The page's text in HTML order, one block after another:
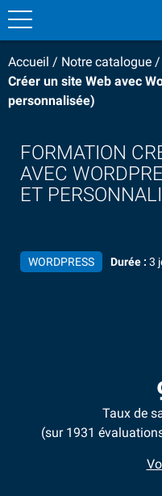
Accueil / Notre catalogue /
Créer un site Web avec
personnalisée)
FORMATION
AVEC
ET
WORDPRESS Durée : 3
Taux de
(sur 1931